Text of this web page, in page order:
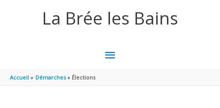
La Brée les Bains
MENU
Accueil Démarches Élections